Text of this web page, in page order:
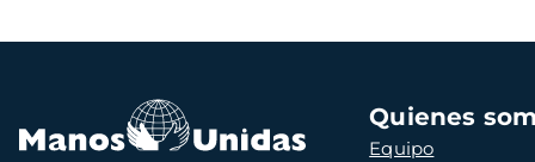
Navegación
principal
Quienes
Equipo